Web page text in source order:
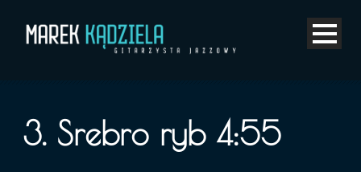
3. Srebro ryb 4:55